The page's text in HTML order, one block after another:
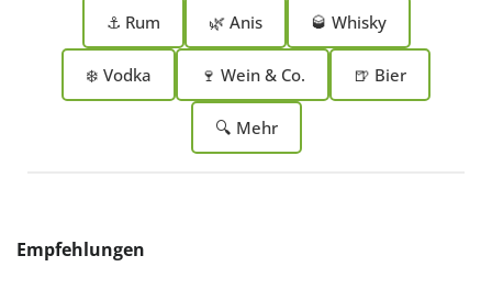
⚓ Rum 🌿 Anis 🥃 Whisky
❄️ Vodka 🍷 Wein & Co. 🍺 Bier
🔍 Mehr
Produktgalerie überspringen
Empfehlungen